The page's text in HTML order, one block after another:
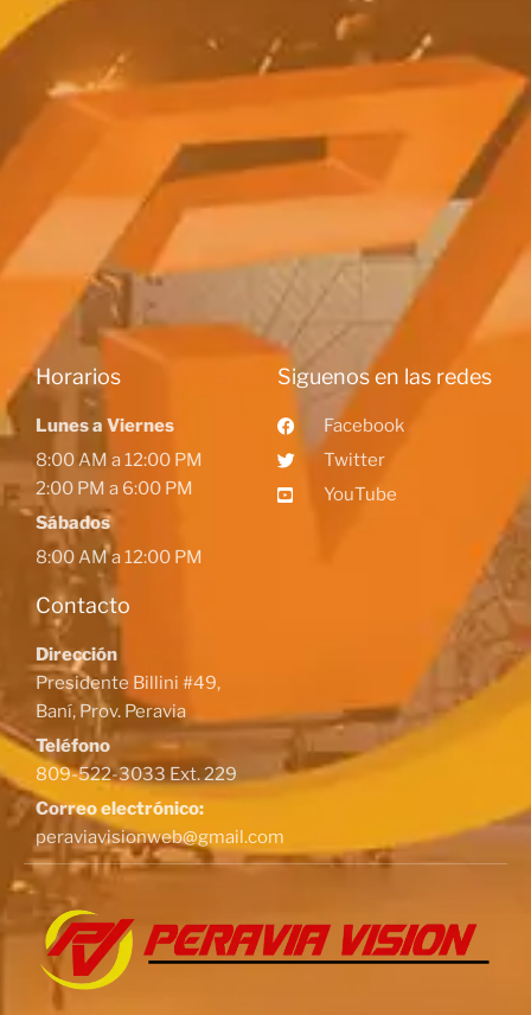
Horarios
Lunes a Viernes
8:00 AM a 12:00 PM
2:00 PM a 6:00 PM
Sábados
8:00 AM a 12:00 PM
Contacto
Dirección
Presidente Billini #49,
Baní, Prov. Peravia
Teléfono
809-522-3033 Ext. 229
Correo electrónico:
peraviavisionweb@gmail.com
Siguenos en las redes
Facebook
Twitter
YouTube